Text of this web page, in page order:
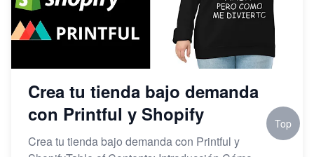
Crea tu tienda bajo demanda
con Printful y Shopify
Crea tu tienda bajo demanda con Printful y
Top